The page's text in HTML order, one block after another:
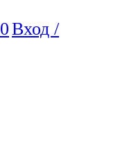
0Вход /